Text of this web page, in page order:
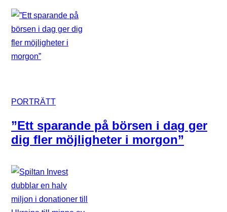
PORTRÄTT
”Ett sparande på börsen i dag ger
dig fler möjligheter i morgon”